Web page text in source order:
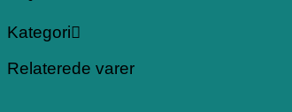
Kategori
Relaterede varer